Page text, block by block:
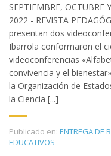
SEPTIEMBRE,
2022 - REVISTA
presentan dos
Ibarrola conformaron el
videoconferencias
convivencia y el
la Organización de
la Ciencia [...]
Publicado en: ENTREGA DE
EDUCATIVOS